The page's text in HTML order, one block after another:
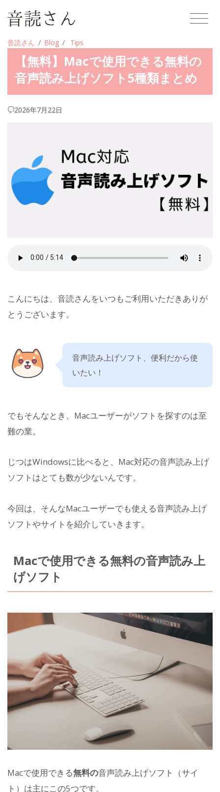
音読さん Blog Tips
【無料】Macで使用できる無料の
音声読み上げソフト5種類まとめ
2026年7月22日
こんにちは、音読さんをいつもご利用いただきありが
とうございます。
音声読み上げソフト、便利だから使
いたい！
でもそんなとき、Macユーザーがソフトを探すのは至
難の業。
じつはWindowsに比べると、Mac対応の音声読み上げ
ソフトはとても数が少ないんです。
今回は、そんなMacユーザーでも使える音声読み上げ
ソフトやサイトを紹介していきます。
Macで使用できる無料の音声読み上
げソフト
Macで使用できる無料の音声読み上げソフト（サイ
ト）は主にこの5つです。